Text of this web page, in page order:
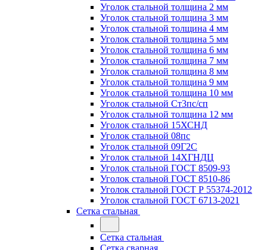
Уголок стальной толщина 2 мм
Уголок стальной толщина 3 мм
Уголок стальной толщина 4 мм
Уголок стальной толщина 5 мм
Уголок стальной толщина 6 мм
Уголок стальной толщина 7 мм
Уголок стальной толщина 8 мм
Уголок стальной толщина 9 мм
Уголок стальной толщина 10 мм
Уголок стальной Ст3пс/сп
Уголок стальной толщина 12 мм
Уголок стальной 15ХСНД
Уголок стальной 08пс
Уголок стальной 09Г2С
Уголок стальной 14ХГНДЦ
Уголок стальной ГОСТ 8509-93
Уголок стальной ГОСТ 8510-86
Уголок стальной ГОСТ Р 55374-2012
Уголок стальной ГОСТ 6713-2021
Сетка стальная
Сетка стальная
Сетка сварная